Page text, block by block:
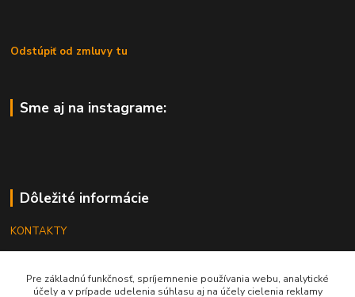
Odstúpiť od zmluvy tu
Sme aj na instagrame:
Dôležité informácie
KONTAKTY
REKLAMÁCIE
Pre základnú funkčnosť, spríjemnenie používania webu, analytické
účely a v prípade udelenia súhlasu aj na účely cielenia reklamy